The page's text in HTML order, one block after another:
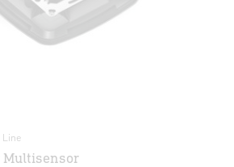
Multisensor